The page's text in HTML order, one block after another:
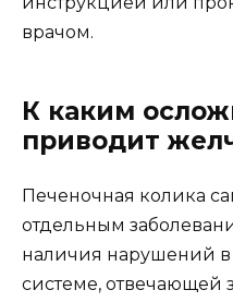
врачом.
К каким
приводит
Печеночная колика
отдельным
наличия нарушений в
системе, отвечающей